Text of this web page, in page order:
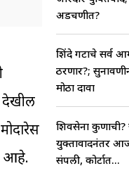
देखील
आहे.
अडचणीत?
शिंदे गटाचे सर्व
ठरणार?;
मोठा दावा
शिवसेना कुणाची?
युक्तावादनंतर
संपली, कोर्टात...